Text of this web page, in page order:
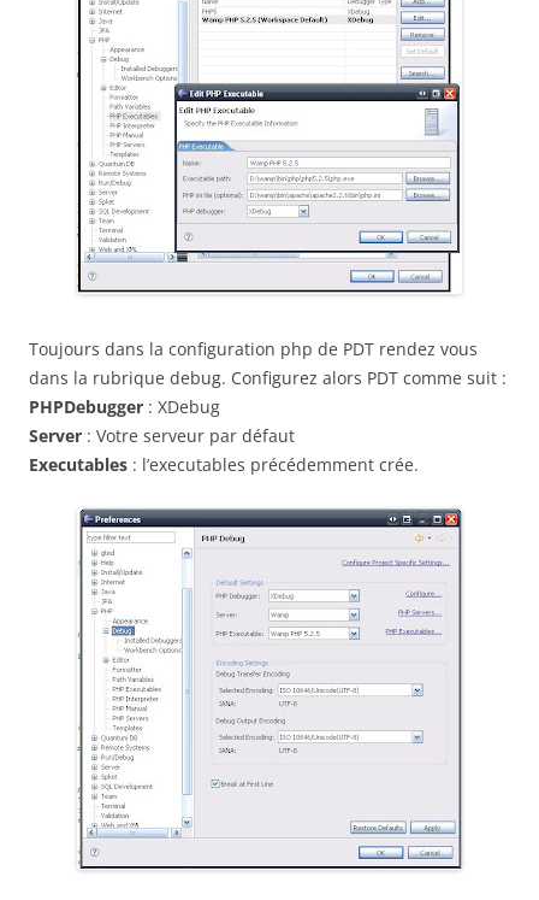
Toujours dans la configuration php de PDT rendez vous
dans la rubrique debug. Configurez alors PDT comme suit :
PHPDebugger : XDebug
Server : Votre serveur par défaut
Executables : l’executables précédemment crée.